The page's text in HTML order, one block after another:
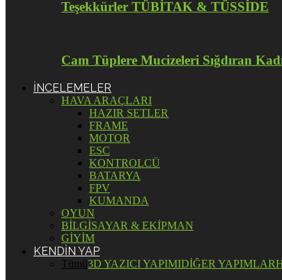
Teşekkürler TÜBİTAK & TÜSSİDE
Cam Tüplere Mucizeleri Sığdıran
İNCELEMELER
HAVA ARAÇLARI
HAZIR SETLER
FRAME
MOTOR
ESC
KONTROLCÜ
BATARYA
FPV
KUMANDA
OYUN
BİLGİSAYAR & EKİPMAN
GİYİM
KENDİN YAP
Tümü3D YAZICI YAPIMIDİĞER YAPIMLAR